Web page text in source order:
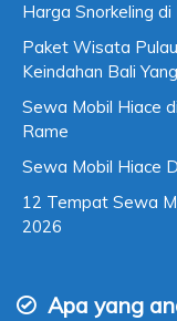
Harga Snorkeling
Paket Wisata
Keindahan Bali
Sewa Mobil Hiace
Rame
Sewa Mobil Hiace
12 Tempat Sewa
2026
Apa yang